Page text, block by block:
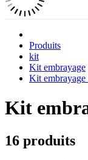
Produits
kit
Kit embrayage
Kit embrayage
Kit
16 produits